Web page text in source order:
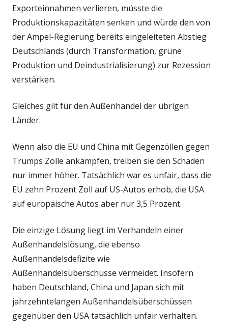
Exporteinnahmen verlieren, müsste die
Produktionskapazitäten senken und würde den von
der Ampel-Regierung bereits eingeleiteten Abstieg
Deutschlands (durch Transformation, grüne
Produktion und Deindustrialisierung) zur Rezession
verstärken.
Gleiches gilt für den Außenhandel der übrigen
Länder.
Wenn also die EU und China mit Gegenzöllen gegen
Trumps Zölle ankämpfen, treiben sie den Schaden
nur immer höher. Tatsächlich war es unfair, dass die
EU zehn Prozent Zoll auf US-Autos erhob, die USA
auf europäische Autos aber nur 3,5 Prozent.
Die einzige Lösung liegt im Verhandeln einer
Außenhandelslösung, die ebenso
Außenhandelsdefizite wie
Außenhandelsüberschüsse vermeidet. Insofern
haben Deutschland, China und Japan sich mit
jahrzehntelangen Außenhandelsüberschüssen
gegenüber den USA tatsächlich unfair verhalten.